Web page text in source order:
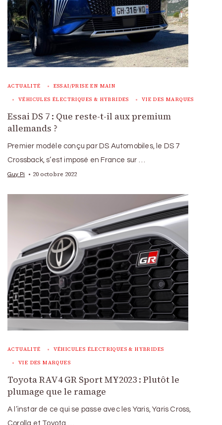
ACTUALITÉ ESSAI/PRISE EN MAIN
VÉHICULES ÉLECTRIQUES & HYBRIDES VIE DES MARQUES
Essai DS 7 : Que reste-t-il aux premium
allemands ?
Premier modèle conçu par DS Automobiles, le DS 7
Crossback, s’est imposé en France sur …
Guy Pi 20 octobre 2022
ACTUALITÉ VÉHICULES ÉLECTRIQUES & HYBRIDES
VIE DES MARQUES
Toyota RAV4 GR Sport MY2023 : Plutôt le
plumage que le ramage
A l’instar de ce qui se passe avec les Yaris, Yaris Cross,
Corolla et Toyota …